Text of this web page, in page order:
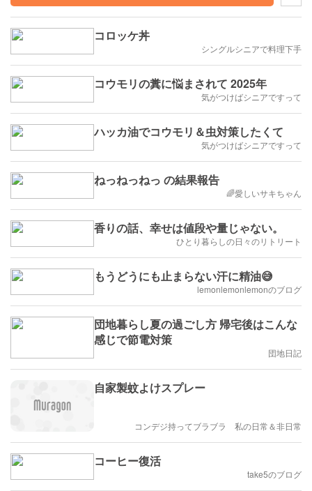
コロッケ丼
シングルシニアで料理下手
コウモリの糞に悩まされて 2025年
気がつけばシニアですって
ハッカ油でコウモリ＆虫対策したくて
気がつけばシニアですって
ねっねっねっ の結果報告
🌈愛しいサキちゃん
香りの話、幸せは値段や量じゃない。
ひとり暮らしの日々のリトリート
もうどうにも止まらない汗に精油😅
lemonlemonlemonのブログ
団地暮らし夏の過ごし方 帰宅後はこんな
感じで節電対策
団地日記
自家製蚊よけスプレー
コンデジ持ってブラブラ 私の日常＆非日常
コーヒー復活
take5のブログ